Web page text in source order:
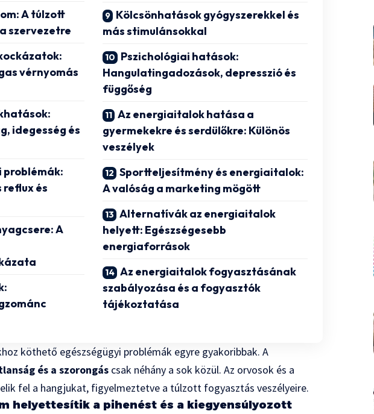
A túlzott
szervezetre
vérnyomás
idegesség és
problémák:
és
A
Kölcsönhatások gyógyszerekkel és
más stimulánsokkal
Pszichológiai hatások:
Hangulatingadozások, depresszió és
függőség
Az energiaitalok hatása a
gyermekekre és serdülőkre: Különös
veszélyek
Sportteljesítmény és energiaitalok:
A valóság a marketing mögött
Alternatívák az energiaitalok
helyett: Egészségesebb
energiaforrások
Az energiaitalok fogyasztásának
szabályozása és a fogyasztók
tájékoztatása
köthető egészségügyi problémák egyre gyakoribbak. A
és a szorongás csak néhány a sok közül. Az orvosok és a
fel a hangjukat, figyelmeztetve a túlzott fogyasztás veszélyeire.
helyettesítik a pihenést és a kiegyensúlyozott